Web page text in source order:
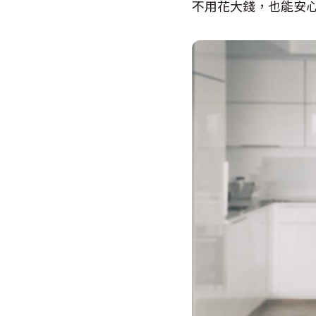
不用花大錢，也能安